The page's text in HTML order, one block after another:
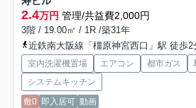
2.4万円 管理/共益費2,000円
3階 / 19.00㎡ / 1R /築31年
近鉄南大阪線「橿原神宮西口」駅 徒歩2
室内洗濯機置場 エアコン 都市ガス
システムキッチン
敷0 即入居可 動画